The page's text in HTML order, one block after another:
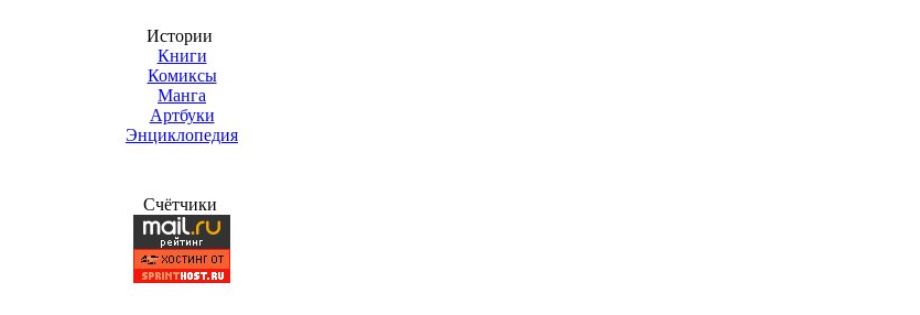
Истории
Книги
Комиксы
Манга
Артбуки
Энциклопедия
Счётчики